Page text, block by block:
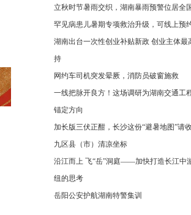
立秋时节暑雨交织，湖南暴雨预警位居全
罕见病患儿暑期专项救治升级，可线上预
湖南出台一次性创业补贴新政 创业主体最
持
网约车司机突发晕厥，消防员破窗施救
一线把脉开良方！这场调研为湖南交通工
锚定方向
加长版三伏正酣，长沙这份“避暑地图”请
九区县（市）清凉坐标
沿江而上 飞“岳”洞庭——加快打造长江中
纽的思考
岳阳公安护航湖南特警集训